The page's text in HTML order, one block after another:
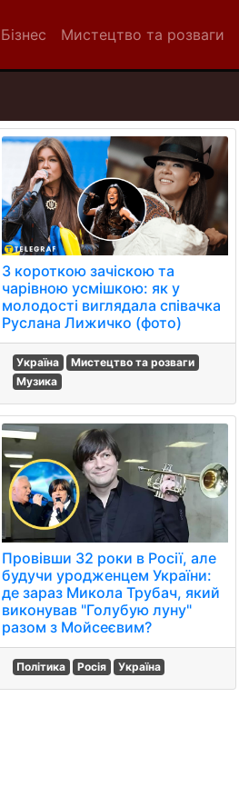
Бізнес Мистецтво та розваги
З короткою зачіскою та
чарівною усмішкою: як у
молодості виглядала співачка
Руслана Лижичко (фото)
Україна
Мистецтво та розваги
Музика
Провівши 32 роки в Росії, але
будучи уродженцем України:
де зараз Микола Трубач, який
виконував "Голубую луну"
разом з Мойсеєвим?
Політика Росія Україна